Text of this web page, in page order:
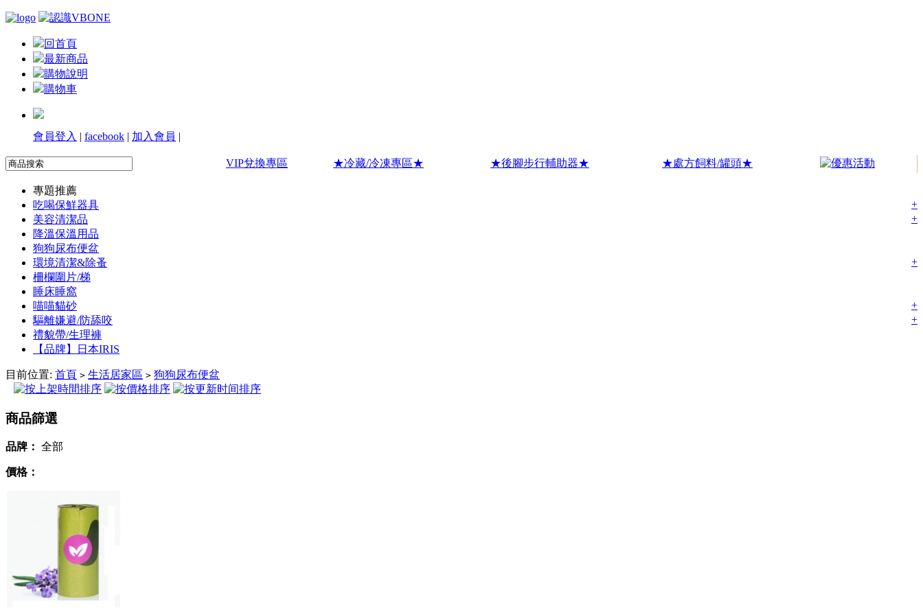
回首頁
最新商品
購物說明
購物車
會員登入 | facebook | 加入會員 |
VIP兌換專區 ★冷藏/冷凍專區★ ★後腳步行輔助器★ ★處方飼料/罐頭★
專題推薦
+
吃喝保鮮器具
+
美容清潔品
降溫保溫用品
狗狗尿布便盆
+
環境清潔&除蚤
柵欄圍片/梯
睡床睡窩
+
喵喵貓砂
+
驅離嫌避/防舔咬
禮貌帶/生理褲
【品牌】日本IRIS
目前位置: 首頁 > 生活居家區 > 狗狗尿布便盆
商品篩選
品牌： 全部
價格：